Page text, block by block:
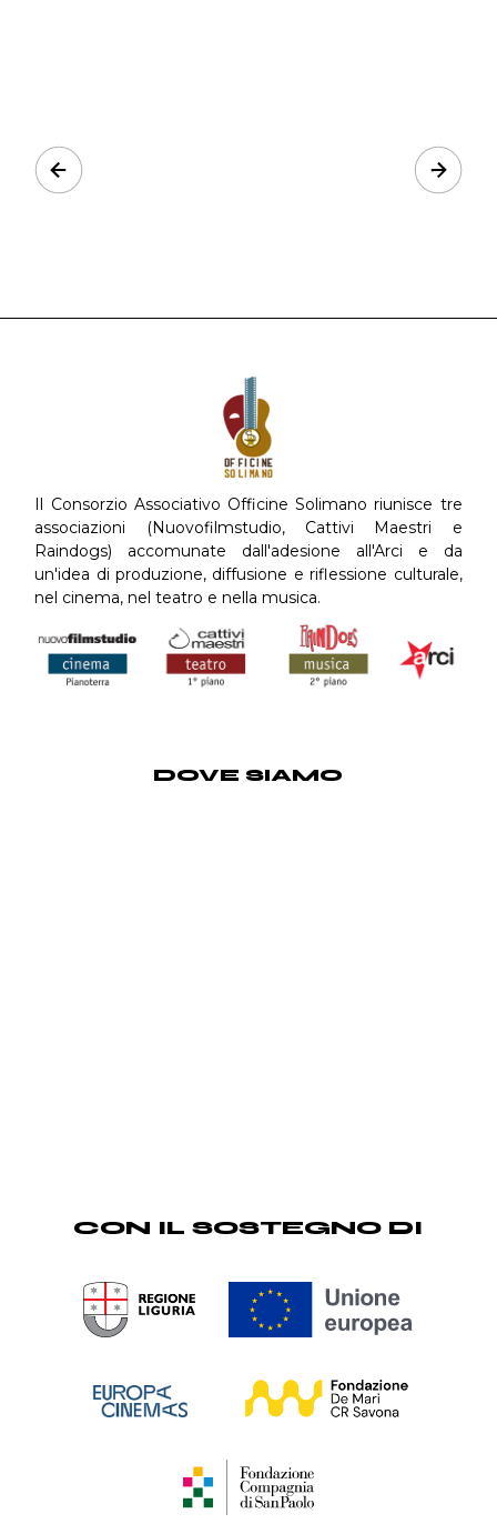
Il Consorzio Associativo Officine Solimano riunisce tre
associazioni (Nuovofilmstudio, Cattivi Maestri e
Raindogs) accomunate dall'adesione all'Arci e da
un'idea di produzione, diffusione e riflessione culturale,
nel cinema, nel teatro e nella musica.
DOVE SIAMO
CON IL SOSTEGNO DI